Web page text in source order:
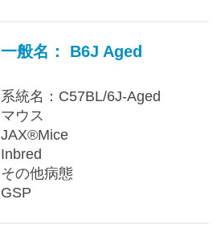
一般名： B6J Aged
系統名：C57BL/6J-Aged
マウス
JAX®Mice
Inbred
その他病態
GSP